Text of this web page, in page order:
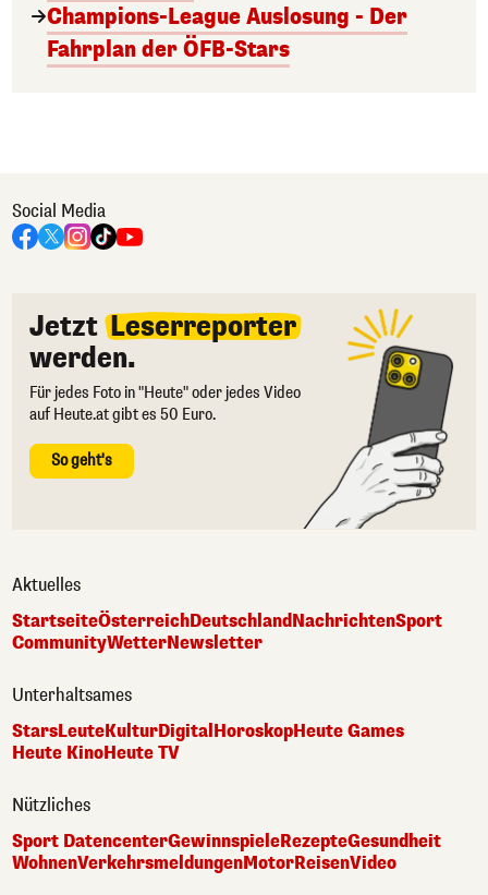
Champions-League Auslosung - Der
Fahrplan der ÖFB-Stars
Social Media
Jetzt Leserreporter
werden.
Für jedes Foto in "Heute" oder jedes Video
auf Heute.at gibt es 50 Euro.
So geht's
Aktuelles
StartseiteÖsterreichDeutschlandNachrichtenSport
CommunityWetterNewsletter
Unterhaltsames
StarsLeuteKulturDigital HoroskopHeute Games
Heute KinoHeute TV
Nützliches
Sport DatencenterGewinnspieleRezepteGesundheit
WohnenVerkehrsmeldungenMotorReisenVideo